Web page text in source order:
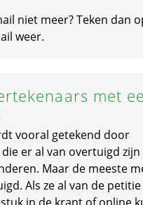
niet meer? Teken dan
weer.
met
vooral getekend door
er al van overtuigd
Maar de meeste
Als ze al van de